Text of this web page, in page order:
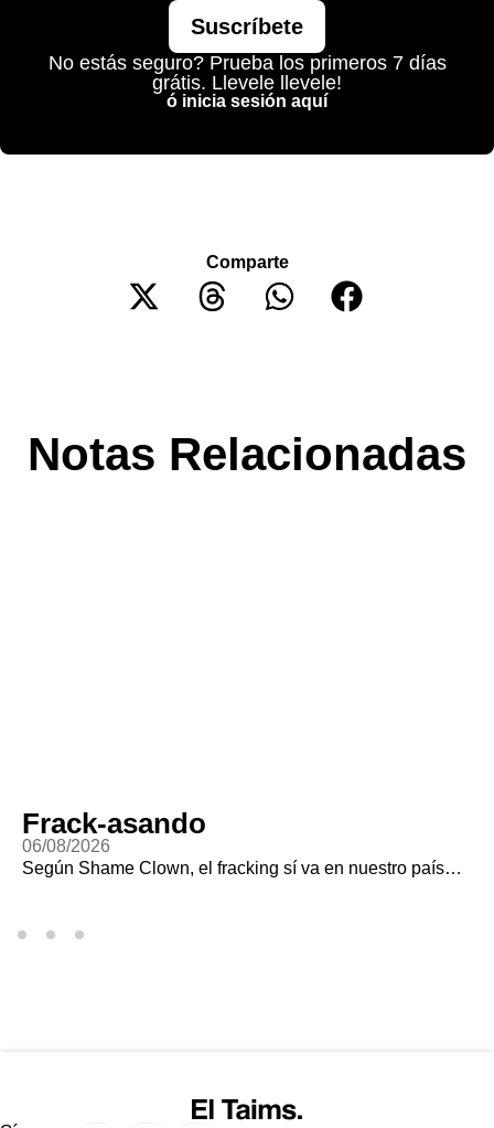
Suscríbete
No estás seguro? Prueba los primeros 7 días
grátis. Llevele llevele!
ó inicia sesión aquí
Comparte
Notas Relacionadas
Frack-asando
06/08/2026
Según Shame Clown, el fracking sí va en nuestro país…